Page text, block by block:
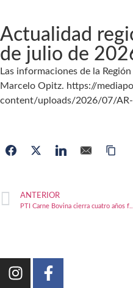
Actualidad
de julio de
Las informaciones de la
Marcelo Opitz. https://
content/uploads/2026/07/
ANTERIOR